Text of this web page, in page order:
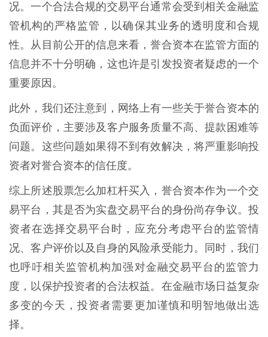
况。一个合法合规的交易平台通常会受到相关金融监
管机构的严格监管，以确保其业务的透明度和合规
性。从目前公开的信息来看，誉合资本在监管方面的
信息并不十分明确，这也许是引发投资者疑虑的一个
重要原因。
此外，我们还注意到，网络上有一些关于誉合资本的
负面评价，主要涉及客户服务质量不高、提款困难等
问题。这些问题如果得不到有效解决，将严重影响投
资者对誉合资本的信任度。
综上所述股票怎么加杠杆买入，誉合资本作为一个交
易平台，其是否为实盘交易平台的身份尚存争议。投
资者在选择交易平台时，应充分考虑平台的监管情
况、客户评价以及自身的风险承受能力。同时，我们
也呼吁相关监管机构加强对金融交易平台的监管力
度，以保护投资者的合法权益。在金融市场日益复杂
多变的今天，投资者需要更加谨慎和明智地做出选
择。